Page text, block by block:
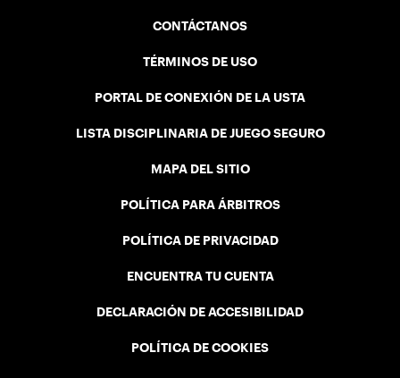
CONTÁCTANOS
TÉRMINOS DE USO
PORTAL DE CONEXIÓN DE LA USTA
LISTA DISCIPLINARIA DE JUEGO SEGURO
MAPA DEL SITIO
POLÍTICA PARA ÁRBITROS
POLÍTICA DE PRIVACIDAD
ENCUENTRA TU CUENTA
DECLARACIÓN DE ACCESIBILIDAD
POLÍTICA DE COOKIES